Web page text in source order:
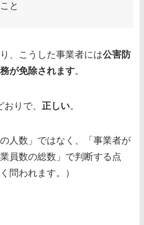
と
、こうした事業者には公害防
が免除されます。
りで、 正しい。
人数」ではなく、「事業者が
員数の総数」で判断する点
問われます。）